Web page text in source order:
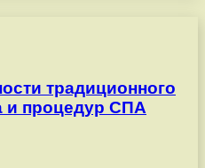
традиционного
и процедур СПА